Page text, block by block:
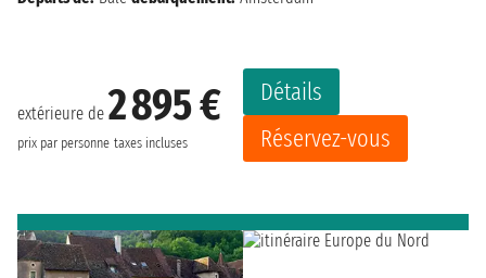
extérieure de 2 895 €
prix par personne taxes incluses
Détails
Réservez-vous